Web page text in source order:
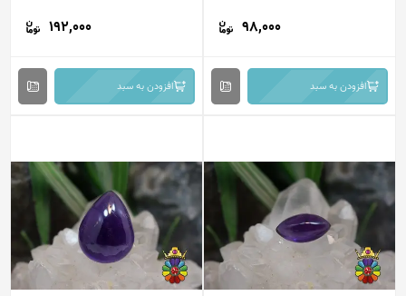
98,000
افزودن به سبد
192,000
افزودن به سبد